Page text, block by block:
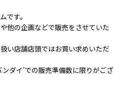
です。
企画などで販売をさせていた
舗店頭ではお買い求めいただ
ダイ’での販売準備数に限りがござ